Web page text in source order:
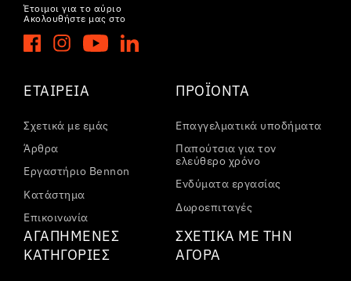
Έτοιμοι για το αύριο
Ακολουθήστε μας στο
ΕΤΑΙΡΕΊΑ
Σχετικά με εμάς
Άρθρα
Εργαστήριο Bennon
Κατάστημα
Επικοινωνία
ΠΡΟΪΌΝΤΑ
Επαγγελματικά υποδήματα
Παπούτσια για τον
ελεύθερο χρόνο
Ενδύματα εργασίας
Δωροεπιταγές
ΑΓΑΠΗΜΈΝΕΣ
ΚΑΤΗΓΟΡΊΕΣ
ΣΧΕΤΙΚΆ ΜΕ ΤΗΝ
ΑΓΟΡΆ